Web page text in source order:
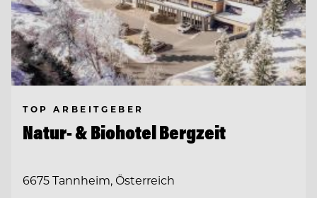
TOP ARBEITGEBER
Natur- & Biohotel Bergzeit
6675 Tannheim, Österreich